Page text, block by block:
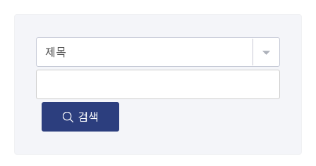
검색